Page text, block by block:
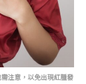
注意，以免出現紅腫發